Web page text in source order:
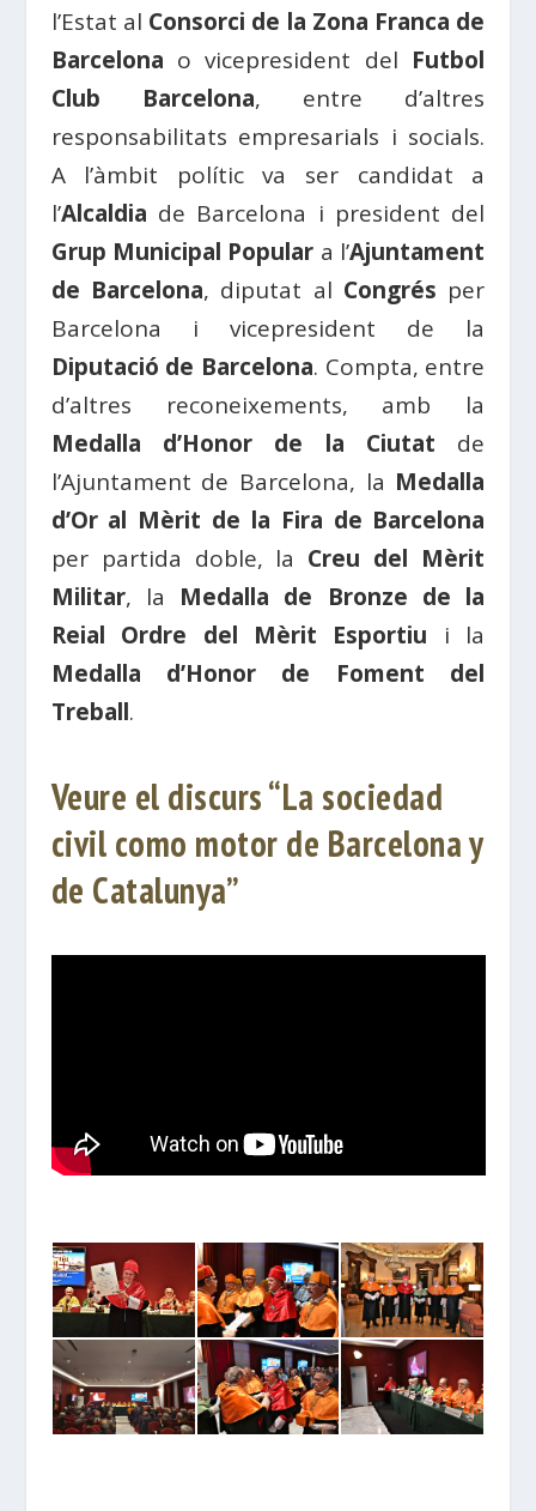
l’Estat al Consorci de la Zona Franca de
Barcelona o vicepresident del Futbol
Club Barcelona, ​​entre d’altres
responsabilitats empresarials i socials.
A l’àmbit polític va ser candidat a
l’Alcaldia de Barcelona i president del
Grup Municipal Popular a l’Ajuntament
de Barcelona, ​​diputat al Congrés per
Barcelona i vicepresident de la
Diputació de Barcelona. Compta, entre
d’altres reconeixements, amb la
Medalla d’Honor de la Ciutat de
l’Ajuntament de Barcelona, ​​la Medalla
d’Or al Mèrit de la Fira de Barcelona
per partida doble, la Creu del Mèrit
Militar, la Medalla de Bronze de la
Reial Ordre del Mèrit Esportiu i la
Medalla d’Honor de Foment del
Treball.
Veure el discurs “La sociedad
civil como motor de Barcelona y
de Catalunya”